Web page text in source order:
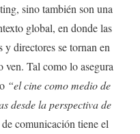
sino también son una
global, en donde las
y directores se tornan en
ven. Tal como lo asegura
“el cine como medio de
desde la perspectiva de
comunicación tiene el